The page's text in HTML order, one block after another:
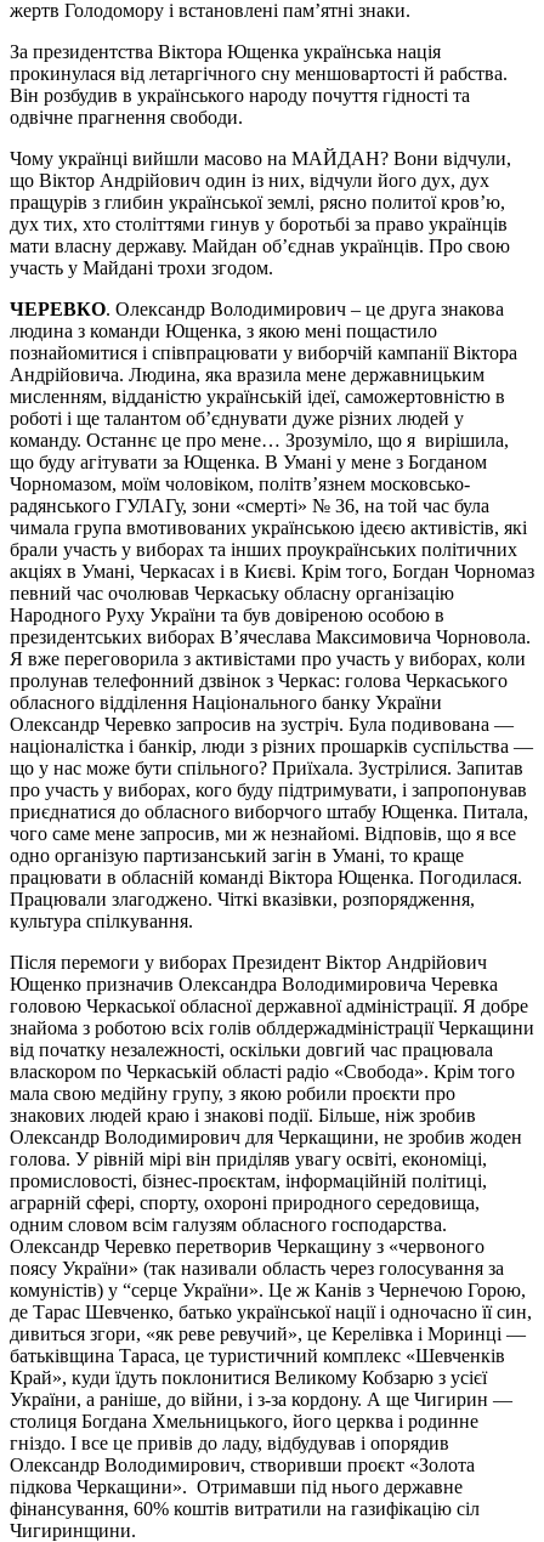
жертв Голодомору і встановлені пам’ятні знаки.
За президентства Віктора Ющенка українська нація
прокинулася від летаргічного сну меншовартості й рабства.
Він розбудив в українського народу почуття гідності та
одвічне прагнення свободи.
Чому українці вийшли масово на МАЙДАН? Вони відчули,
що Віктор Андрійович один із них, відчули його дух, дух
пращурів з глибин української землі, рясно политої кров’ю,
дух тих, хто століттями гинув у боротьбі за право українців
мати власну державу. Майдан об’єднав українців. Про свою
участь у Майдані трохи згодом.
ЧЕРЕВКО. Олександр Володимирович – це друга знакова
людина з команди Ющенка, з якою мені пощастило
познайомитися і співпрацювати у виборчій кампанії Віктора
Андрійовича. Людина, яка вразила мене державницьким
мисленням, відданістю українській ідеї, саможертовністю в
роботі і ще талантом об’єднувати дуже різних людей у
команду. Останнє це про мене… Зрозуміло, що я вирішила,
що буду агітувати за Ющенка. В Умані у мене з Богданом
Чорномазом, моїм чоловіком, політв’язнем московсько-
радянського ГУЛАГу, зони «смерті» № 36, на той час була
чимала група вмотивованих українською ідеєю активістів, які
брали участь у виборах та інших проукраїнських політичних
акціях в Умані, Черкасах і в Києві. Крім того, Богдан Чорномаз
певний час очолював Черкаську обласну організацію
Народного Руху України та був довіреною особою в
президентських виборах В’ячеслава Максимовича Чорновола.
Я вже переговорила з активістами про участь у виборах, коли
пролунав телефонний дзвінок з Черкас: голова Черкаського
обласного відділення Національного банку України
Олександр Черевко запросив на зустріч. Була подивована —
націоналістка і банкір, люди з різних прошарків суспільства —
що у нас може бути спільного? Приїхала. Зустрілися. Запитав
про участь у виборах, кого буду підтримувати, і запропонував
приєднатися до обласного виборчого штабу Ющенка. Питала,
чого саме мене запросив, ми ж незнайомі. Відповів, що я все
одно організую партизанський загін в Умані, то краще
працювати в обласній команді Віктора Ющенка. Погодилася.
Працювали злагоджено. Чіткі вказівки, розпорядження,
культура спілкування.
Після перемоги у виборах Президент Віктор Андрійович
Ющенко призначив Олександра Володимировича Черевка
головою Черкаської обласної державної адміністрації. Я добре
знайома з роботою всіх голів облдержадміністрації Черкащини
від початку незалежності, оскільки довгий час працювала
власкором по Черкаській області радіо «Свобода». Крім того
мала свою медійну групу, з якою робили проєкти про
знакових людей краю і знакові події. Більше, ніж зробив
Олександр Володимирович для Черкащини, не зробив жоден
голова. У рівній мірі він приділяв увагу освіті, економіці,
промисловості, бізнес-проєктам, інформаційній політиці,
аграрній сфері, спорту, охороні природного середовища,
одним словом всім галузям обласного господарства.
Олександр Черевко перетворив Черкащину з «червоного
поясу України» (так називали область через голосування за
комуністів) у “серце України». Це ж Канів з Чернечою Горою,
де Тарас Шевченко, батько української нації і одночасно її син,
дивиться згори, «як реве ревучий», це Керелівка і Моринці —
батьківщина Тараса, це туристичний комплекс «Шевченків
Край», куди їдуть поклонитися Великому Кобзарю з усієї
України, а раніше, до війни, і з-за кордону. А ще Чигирин —
столиця Богдана Хмельницького, його церква і родинне
гніздо. І все це привів до ладу, відбудував і опорядив
Олександр Володимирович, створивши проєкт «Золота
підкова Черкащини». Отримавши під нього державне
фінансування, 60% коштів витратили на газифікацію сіл
Чигиринщини.